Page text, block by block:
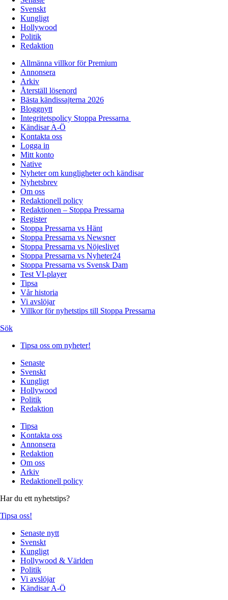
Svenskt
Kungligt
Hollywood
Politik
Redaktion
Allmänna villkor för Premium
Annonsera
Arkiv
Återställ lösenord
Bästa kändissajterna 2026
Bloggnytt
Integritetspolicy Stoppa Pressarna
Kändisar A-Ö
Kontakta oss
Logga in
Mitt konto
Native
Nyheter om kungligheter och kändisar
Nyhetsbrev
Om oss
Redaktionell policy
Redaktionen – Stoppa Pressarna
Register
Stoppa Pressarna vs Hänt
Stoppa Pressarna vs Newsner
Stoppa Pressarna vs Nöjeslivet
Stoppa Pressarna vs Nyheter24
Stoppa Pressarna vs Svensk Dam
Test VI-player
Tipsa
Vår historia
Vi avslöjar
Villkor för nyhetstips till Stoppa Pressarna
Sök
Tipsa oss om nyheter!
Senaste
Svenskt
Kungligt
Hollywood
Politik
Redaktion
Tipsa
Kontakta oss
Annonsera
Redaktion
Om oss
Arkiv
Redaktionell policy
Har du ett nyhetstips?
Tipsa oss!
Senaste nytt
Svenskt
Kungligt
Hollywood & Världen
Politik
Vi avslöjar
Kändisar A-Ö